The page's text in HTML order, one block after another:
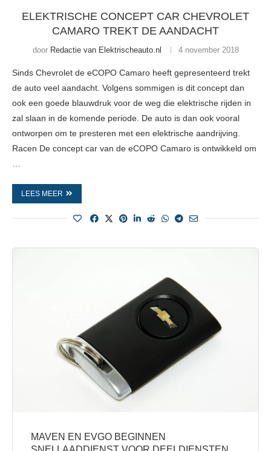
ELEKTRISCHE CONCEPT CAR CHEVROLET
CAMARO TREKT DE AANDACHT
door Redactie van Elektrischeauto.nl 4 november 2018
Sinds Chevrolet de eCOPO Camaro heeft gepresenteerd trekt
de auto veel aandacht. Volgens sommigen is dit concept dan
ook een goede blauwdruk voor de weg die elektrische rijden in
zal slaan in de komende periode. De auto is dan ook vooral
ontworpen om te presteren met een elektrische aandrijving.
Racen De concept car van de eCOPO Camaro is ontwikkeld om
LEES MEER
MAVEN EN EVGO BEGINNEN